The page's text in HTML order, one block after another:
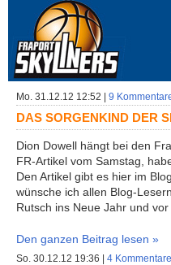
Mo. 31.12.12 12:52 | 9
DAS SORGENKIND DER
Dion Dowell hängt bei den
FR-Artikel vom Samstag,
Den Artikel gibt es hier im
wünsche ich allen Blog-
Rutsch ins Neue Jahr und
Den ganzen Beitrag lesen »
So. 30.12.12 19:36 | 4 Kommentare